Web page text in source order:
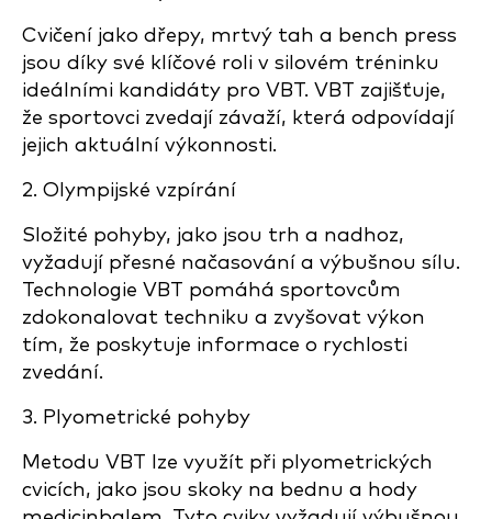
Cvičení jako dřepy, mrtvý tah a bench press
jsou díky své klíčové roli v silovém tréninku
ideálními kandidáty pro VBT. VBT zajišťuje,
že sportovci zvedají závaží, která odpovídají
jejich aktuální výkonnosti.
2. Olympijské vzpírání
Složité pohyby, jako jsou trh a nadhoz,
vyžadují přesné načasování a výbušnou sílu.
Technologie VBT pomáhá sportovcům
zdokonalovat techniku a zvyšovat výkon
tím, že poskytuje informace o rychlosti
zvedání.
3. Plyometrické pohyby
Metodu VBT lze využít při plyometrických
cvicích, jako jsou skoky na bednu a hody